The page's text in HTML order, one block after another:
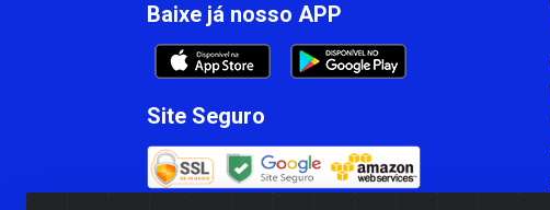
Baixe já nosso APP
Site Seguro